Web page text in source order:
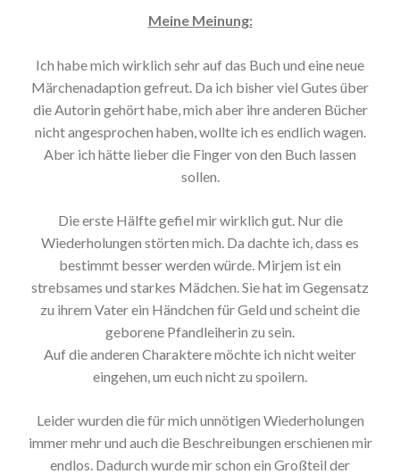
Meine Meinung:
Ich habe mich wirklich sehr auf das Buch und eine neue
Märchenadaption gefreut. Da ich bisher viel Gutes über
die Autorin gehört habe, mich aber ihre anderen Bücher
nicht angesprochen haben, wollte ich es endlich wagen.
Aber ich hätte lieber die Finger von den Buch lassen
sollen.
Die erste Hälfte gefiel mir wirklich gut. Nur die
Wiederholungen störten mich. Da dachte ich, dass es
bestimmt besser werden würde. Mirjem ist ein
strebsames und starkes Mädchen. Sie hat im Gegensatz
zu ihrem Vater ein Händchen für Geld und scheint die
geborene Pfandleiherin zu sein.
Auf die anderen Charaktere möchte ich nicht weiter
eingehen, um euch nicht zu spoilern.
Leider wurden die für mich unnötigen Wiederholungen
immer mehr und auch die Beschreibungen erschienen mir
endlos. Dadurch wurde mir schon ein Großteil der